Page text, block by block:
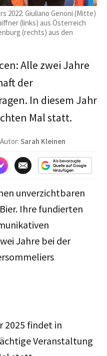
2022: Giuliano Genoni (Mitte)
(links) aus Österreich
(rechts) aus den
Alle zwei Jahre
der
In diesem Jahr
Mal statt.
Sarah Kleinen
unverzichtbaren
Ihre fundierten
Jahre bei der
2025 findet in
Veranstaltung